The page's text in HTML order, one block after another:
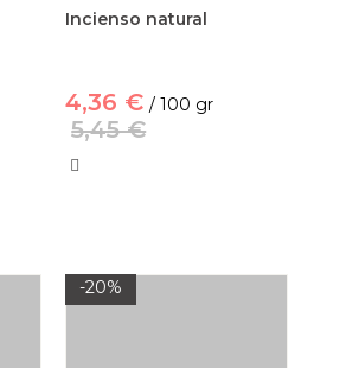
Incienso natural
4,36 € / 100 gr
5,45 €
-20%